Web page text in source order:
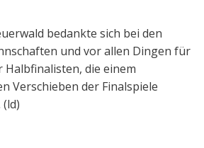
bedankte sich bei den
und vor allen Dingen für
Halbfinalisten, die einem
Verschieben der Finalspiele